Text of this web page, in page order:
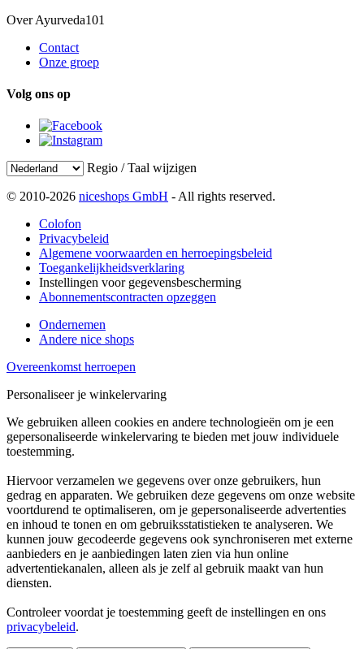
Over Ayurveda101
Contact
Onze groep
Volg ons op
Regio / Taal wijzigen
© 2010-2026 niceshops GmbH - All rights reserved.
Colofon
Privacybeleid
Algemene voorwaarden en herroepingsbeleid
Toegankelijkheidsverklaring
Instellingen voor gegevensbescherming
Abonnementscontracten opzeggen
Ondernemen
Andere nice shops
Overeenkomst herroepen
Personaliseer je winkelervaring
We gebruiken alleen cookies en andere technologieën om je een
gepersonaliseerde winkelervaring te bieden met jouw individuele
toestemming.
Hiervoor verzamelen we gegevens over onze gebruikers, hun
gedrag en apparaten. We gebruiken deze gegevens om onze website
voortdurend te optimaliseren, om je gepersonaliseerde advertenties
en inhoud te tonen en om gebruiksstatistieken te analyseren. We
kunnen jouw gecodeerde gegevens ook synchroniseren met externe
aanbieders en je aanbiedingen laten zien via hun online
advertentiekanalen, alleen als je zelf al gebruik maakt van hun
diensten.
Controleer voordat je toestemming geeft de instellingen en ons
privacybeleid.